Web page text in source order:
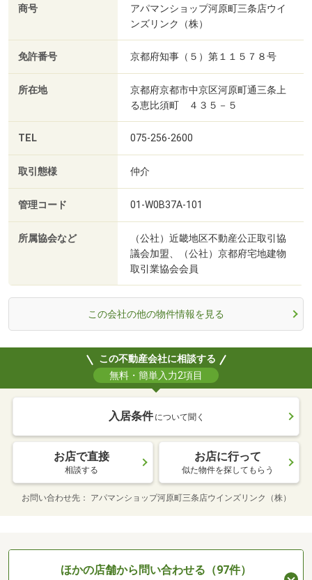
商号
アパマンショップ河原町三条店ウイ
ンズリンク（株）
免許番号 京都府知事（５）第１１５７８号
所在地
京都府京都市中京区河原町通三条上
る恵比須町 ４３５－５
TEL 075-256-2600
取引態様 仲介
管理コード 01-W0B37A-101
所属協会など
（公社）近畿地区不動産公正取引協
議会加盟、（公社）京都府宅地建物
取引業協会会員
この会社の他の物件情報を見る
この不動産会社に相談する
無料・簡単入力2項目
入居条件 について聞く
お店で直接
相談する
お店に行って
似た物件を探してもらう
お問い合わせ先 アパマンショップ河原町三条店ウインズリンク（株）
ほかの店舗から問い合わせる（97件）